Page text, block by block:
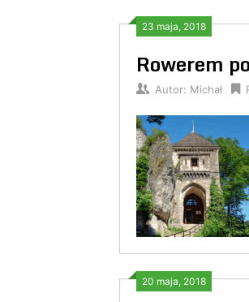
23 maja, 2018
Rowerem
Autor: Michał
20 maja, 2018